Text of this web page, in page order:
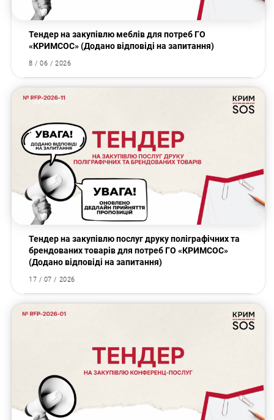
Тендер на закупівлю меблів для потреб ГО
«КРИМСОС» (Додано відповіді на запитання)
8 / 06 / 2026
Закупівлі
Тендер на закупівлю послуг друку поліграфічних та
брендованих товарів для потреб ГО «КРИМСОС»
(Додано відповіді на запитання)
17 / 07 / 2026
Закупівлі